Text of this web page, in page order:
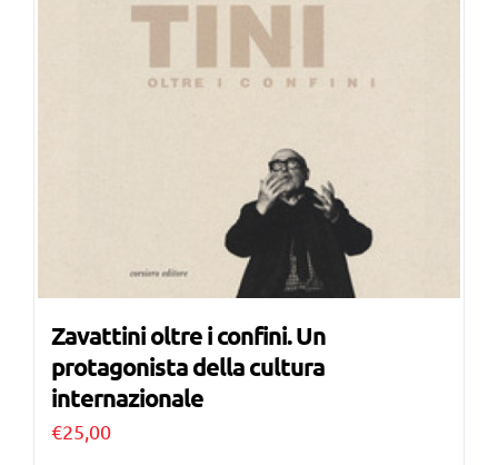
Zavattini oltre i confini. Un
protagonista della cultura
internazionale
€25,00